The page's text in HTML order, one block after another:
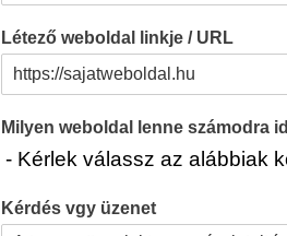
Létező weboldal linkje / URL
Milyen weboldal lenne számodra
Kérdés vgy üzenet